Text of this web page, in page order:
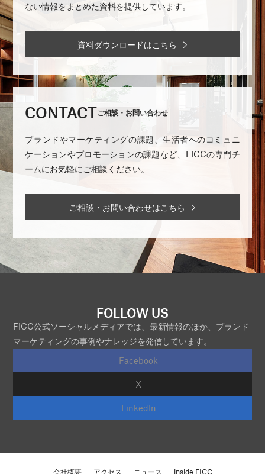
ない情報をまとめた資料を提供しています。
資料ダウンロードはこちら
CONTACTご相談・お問い合わせ
ブランドやマーケティングの課題、生活者へのコミュニ
ケーションやプロモーションの課題など、FICCの専門チ
ームにお気軽にご相談ください。
ご相談・お問い合わせはこちら
FOLLOW US
FICC公式ソーシャルメディアでは、最新情報のほか、ブランド
マーケティングの事例やナレッジを発信しています。
Facebook
X
LinkedIn
会社概要 アクセス ニュース inside FICC